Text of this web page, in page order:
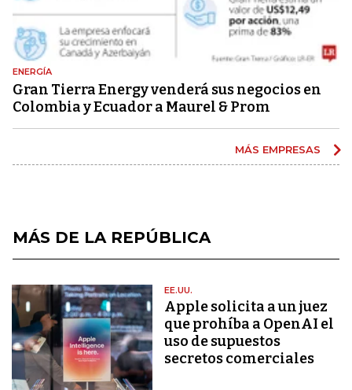
ENERGÍA
Gran Tierra Energy venderá sus negocios en
Colombia y Ecuador a Maurel & Prom
MÁS EMPRESAS
MÁS DE LA REPÚBLICA
EE.UU.
Apple solicita a un juez
que prohíba a OpenAI el
uso de supuestos
secretos comerciales